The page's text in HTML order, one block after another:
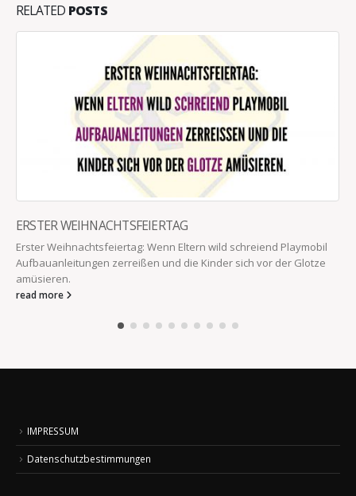
RELATED POSTS
ERSTER WEIHNACHTSFEIERTAG
Erster Weihnachtsfeiertag: Wenn Eltern wild schreiend Playmobil
Aufbauanleitungen zerreißen und die Kinder sich vor der Glotze
amüsieren.
read more
IMPRESSUM
Datenschutzbestimmungen